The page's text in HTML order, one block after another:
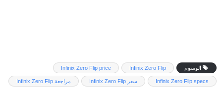
الوسوم Infinix Zero Flip
Infinix Zero Flip price
Infinix Zero Flip specs سعر Infinix Zero Flip مراجعة Infinix Zero Flip